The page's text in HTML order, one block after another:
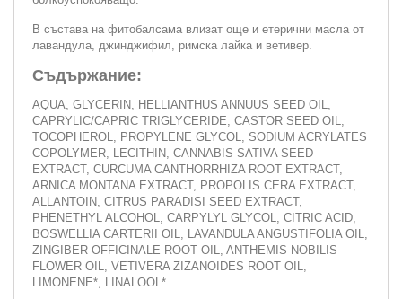
В състава на фитобалсама влизат още и етерични масла от
лавандула, джинджифил, римска лайка и ветивер.
Съдържание:
AQUA, GLYCERIN, HELLIANTHUS ANNUUS SEED OIL,
CAPRYLIC/CAPRIC TRIGLYCERIDE, CASTOR SEED OIL,
TOCOPHEROL, PROPYLENE GLYCOL, SODIUM ACRYLATES
COPOLYMER, LECITHIN, CANNABIS SATIVA SEED
EXTRACT, CURCUMA CANTHORRHIZA ROOT EXTRACT,
ARNICA MONTANA EXTRACT, PROPOLIS CERA EXTRACT,
ALLANTOIN, CITRUS PARADISI SEED EXTRACT,
PHENETHYL ALCOHOL, CARPYLYL GLYCOL, CITRIC ACID,
BOSWELLIA CARTERII OIL, LAVANDULA ANGUSTIFOLIA OIL,
ZINGIBER OFFICINALE ROOT OIL, ANTHEMIS NOBILIS
FLOWER OIL, VETIVERA ZIZANOIDES ROOT OIL,
LIMONENE*, LINALOOL*